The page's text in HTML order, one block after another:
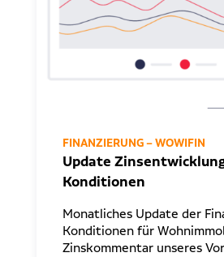
FINANZIERUNG – WOWIFIN
Update
Konditionen
Monatliches Update der
Konditionen für
Zinskommentar unseres